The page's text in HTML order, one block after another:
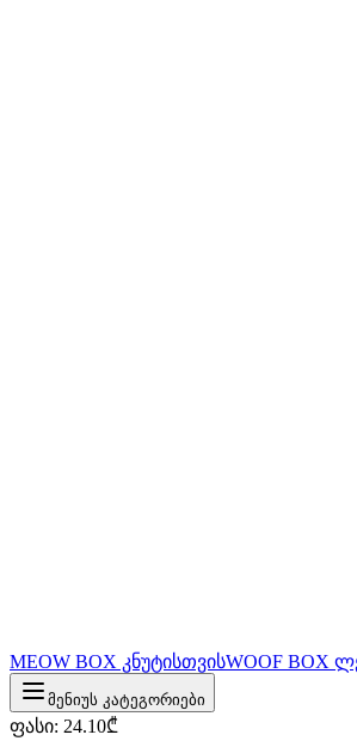
MEOW BOX კნუტისთვისWOOF BOX
მენიუს კატეგორიები
ფასი: 24.10₾